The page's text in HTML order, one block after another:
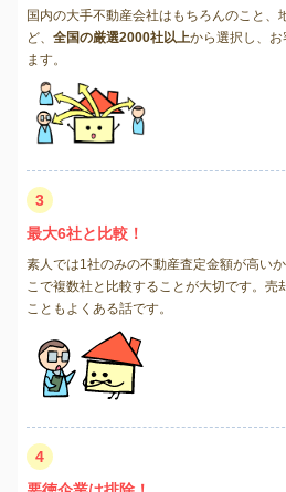
国内の大手不動産会社はもちろんのこと、
ど、 全国の厳選2000社以上から選択し、
ます。
3
最大6社と比較！
素人では1社のみの不動産査定金額が高い
こで複数社と比較することが大切です。売
こともよくある話です。
4